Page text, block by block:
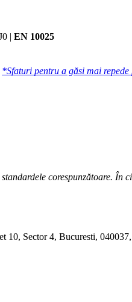
| EN 10025
*Sfaturi pentru a găsi mai
corespunzătoare.
10, Sector 4, Bucuresti,